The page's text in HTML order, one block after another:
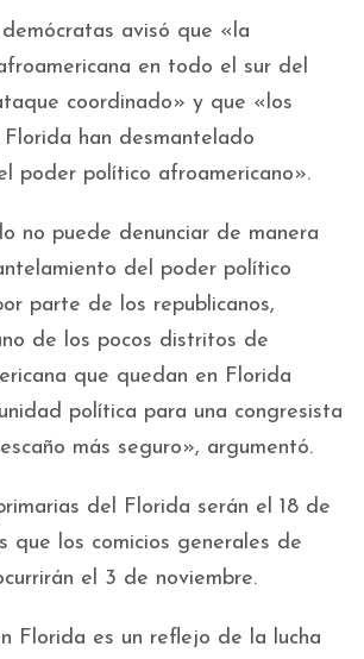
avisó que «la
en todo el sur del
coordinado» y que «los
han desmantelado
poder político afroamericano».
no puede denunciar de manera
del poder político
parte de los republicanos,
de los pocos distritos de
que quedan en Florida
política para una congresista
más seguro», argumentó.
del Florida serán el 18 de
que los comicios generales de
el 3 de noviembre.
Florida es un reflejo de la lucha